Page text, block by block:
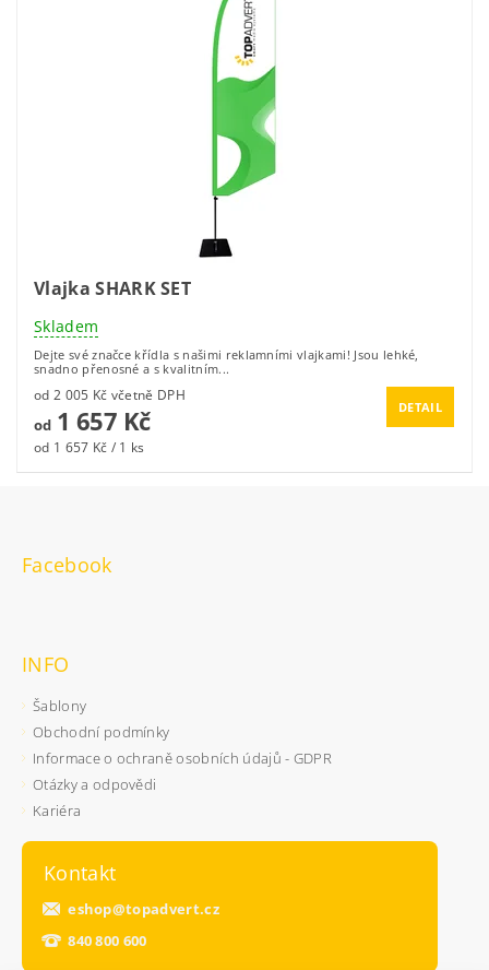
Vlajka SHARK SET
Skladem
Dejte své značce křídla s našimi reklamními vlajkami! Jsou lehké,
snadno přenosné a s kvalitním...
od 2 005 Kč včetně DPH
od1 657 Kč
od 1 657 Kč / 1 ks
DETAIL
Facebook
INFO
Šablony
Obchodní podmínky
Informace o ochraně osobních údajů - GDPR
Otázky a odpovědi
Kariéra
Kontakt
eshop@topadvert.cz
840 800 600